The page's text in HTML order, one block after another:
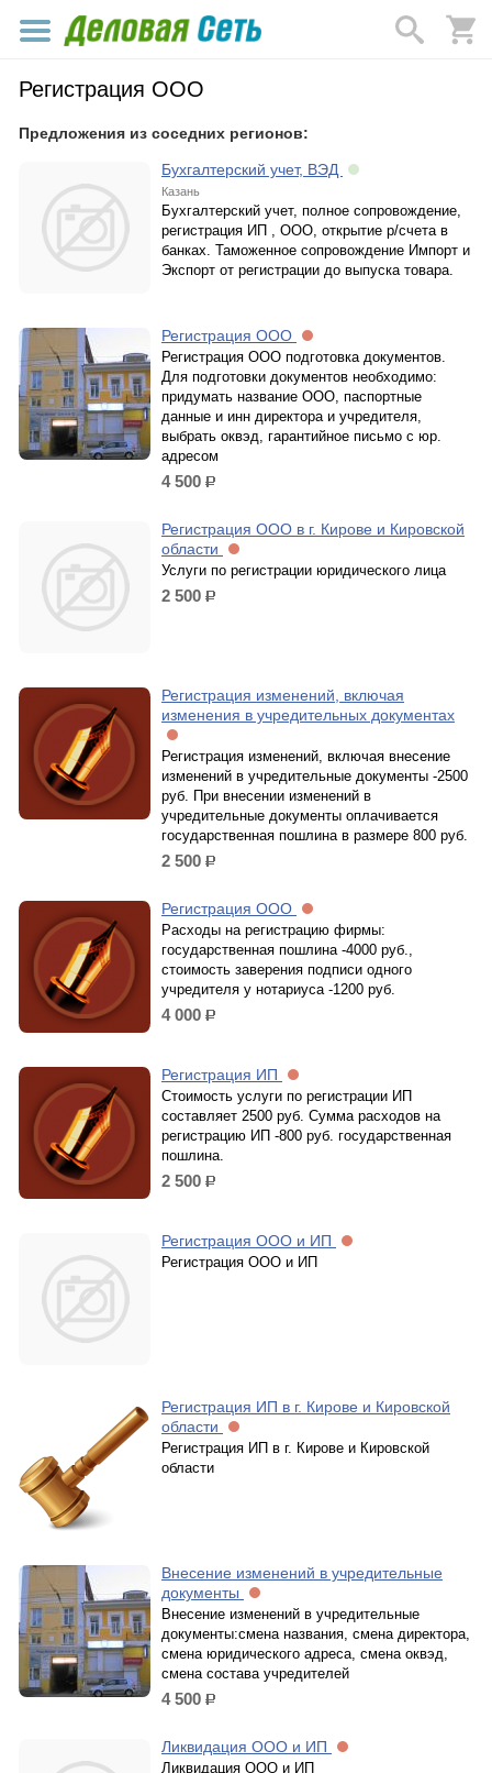
Регистрация ООО
Предложения из соседних регионов:
Бухгалтерский учет, ВЭД
Казань
Бухгалтерский учет, полное сопровождение,
регистрация ИП , ООО, открытие р/счета в
банках. Таможенное сопровождение Импорт и
Экспорт от регистрации до выпуска товара.
Регистрация ООО
Регистрация ООО подготовка документов.
Для подготовки документов необходимо:
придумать название ООО, паспортные
данные и инн директора и учредителя,
выбрать оквэд, гарантийное письмо с юр.
адресом
4 500 р.
Регистрация ООО в г. Кирове и Кировской
области
Услуги по регистрации юридического лица
2 500 р.
Регистрация изменений, включая
изменения в учредительных документах
Регистрация изменений, включая внесение
изменений в учредительные документы -2500
руб. При внесении изменений в
учредительные документы оплачивается
государственная пошлина в размере 800 руб.
2 500 р.
Регистрация ООО
Расходы на регистрацию фирмы:
государственная пошлина -4000 руб.,
стоимость заверения подписи одного
учредителя у нотариуса -1200 руб.
4 000 р.
Регистрация ИП
Стоимость услуги по регистрации ИП
составляет 2500 руб. Сумма расходов на
регистрацию ИП -800 руб. государственная
пошлина.
2 500 р.
Регистрация ООО и ИП
Регистрация ООО и ИП
Регистрация ИП в г. Кирове и Кировской
области
Регистрация ИП в г. Кирове и Кировской
области
Внесение изменений в учредительные
документы
Внесение изменений в учредительные
документы:смена названия, смена директора,
смена юридического адреса, смена оквэд,
смена состава учредителей
4 500 р.
Ликвидация ООО и ИП
Ликвидация ООО и ИП